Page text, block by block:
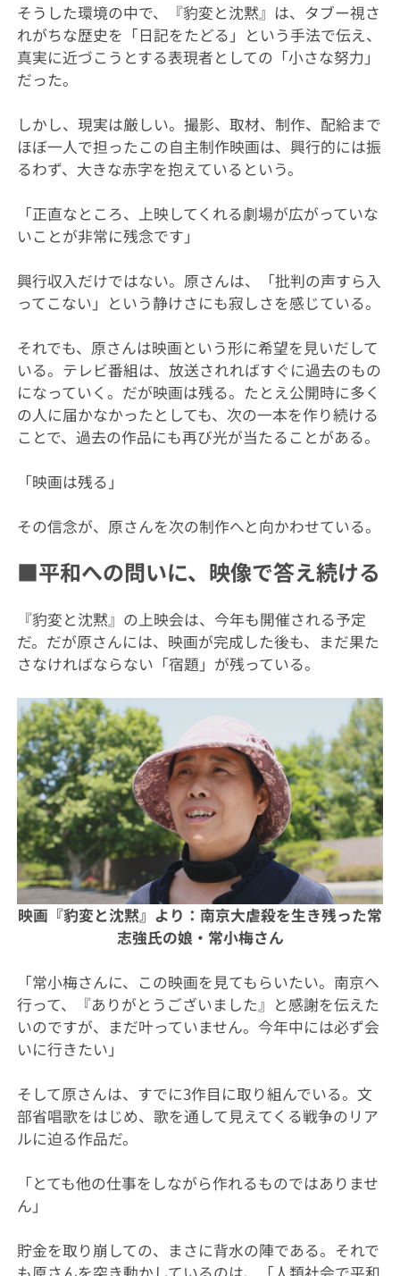
そうした環境の中で、『豹変と沈黙』は、タブー視さ
れがちな歴史を「日記をたどる」という手法で伝え、
真実に近づこうとする表現者としての「小さな努力」
だった。
しかし、現実は厳しい。撮影、取材、制作、配給まで
ほぼ一人で担ったこの自主制作映画は、興行的には振
るわず、大きな赤字を抱えているという。
「正直なところ、上映してくれる劇場が広がっていな
いことが非常に残念です」
興行収入だけではない。原さんは、「批判の声すら入
ってこない」という静けさにも寂しさを感じている。
それでも、原さんは映画という形に希望を見いだして
いる。テレビ番組は、放送されればすぐに過去のもの
になっていく。だが映画は残る。たとえ公開時に多く
の人に届かなかったとしても、次の一本を作り続ける
ことで、過去の作品にも再び光が当たることがある。
「映画は残る」
その信念が、原さんを次の制作へと向かわせている。
■平和への問いに、映像で答え続ける
『豹変と沈黙』の上映会は、今年も開催される予定
だ。だが原さんには、映画が完成した後も、まだ果た
さなければならない「宿題」が残っている。
映画『豹変と沈黙』より： 南京大虐殺を生き残った常
志強氏の娘・常小梅さん
「常小梅さんに、この映画を見てもらいたい。南京へ
行って、『ありがとうございました』と感謝を伝えた
いのですが、まだ叶っていません。今年中には必ず会
いに行きたい」
そして原さんは、すでに3作目に取り組んでいる。文
部省唱歌をはじめ、歌を通して見えてくる戦争のリア
ルに迫る作品だ。
「とても他の仕事をしながら作れるものではありませ
ん」
貯金を取り崩しての、まさに背水の陣である。それで